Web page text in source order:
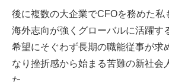
後に複数の大企業でCFOを務めた私
海外志向が強くグローバルに活躍す
希望にそぐわず長期の職能従事が求
なり挫折感から始まる苦難の新社会
た。